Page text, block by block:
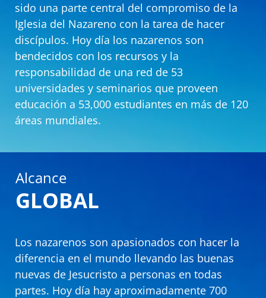
sido una parte central del compromiso de la
Iglesia del Nazareno con la tarea de hacer
discípulos. Hoy día los nazarenos son
bendecidos con los recursos y la
responsabilidad de una red de 53
universidades y seminarios que proveen
educación a 53,000 estudiantes en más de 120
áreas mundiales.
Alcance
GLOBAL
Los nazarenos son apasionados con hacer la
diferencia en el mundo llevando las buenas
nuevas de Jesucristo a personas en todas
partes. Hoy día hay aproximadamente 700